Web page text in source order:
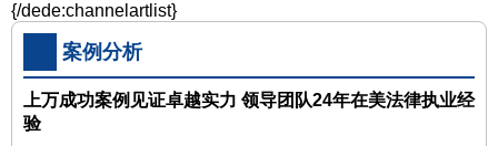
{/dede:channelartlist}
案例分析
上万成功案例见证卓越实力 领导团队24年在美法律执业经
验